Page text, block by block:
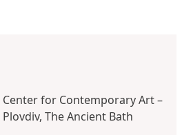
Center for Contemporary Art –
Plovdiv, The Ancient Bath